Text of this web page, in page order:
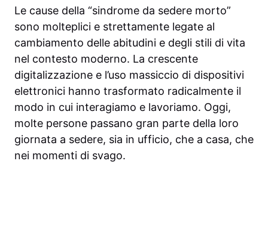
Le cause della “sindrome da sedere morto”
sono molteplici e strettamente legate al
cambiamento delle abitudini e degli stili di vita
nel contesto moderno. La crescente
digitalizzazione e l’uso massiccio di dispositivi
elettronici hanno trasformato radicalmente il
modo in cui interagiamo e lavoriamo. Oggi,
molte persone passano gran parte della loro
giornata a sedere, sia in ufficio, che a casa, che
nei momenti di svago.